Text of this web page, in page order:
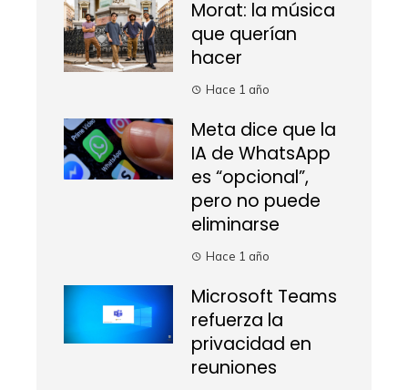
Morat: la música
que querían
hacer
Hace 1 año
Meta dice que la
IA de WhatsApp
es “opcional”,
pero no puede
eliminarse
Hace 1 año
Microsoft Teams
refuerza la
privacidad en
reuniones